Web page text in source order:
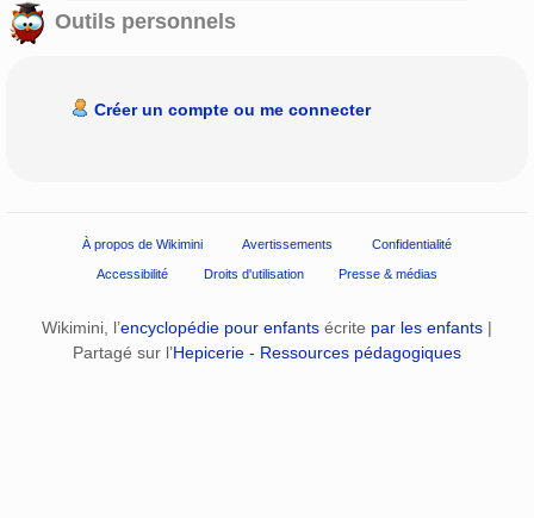
Outils personnels
Créer un compte ou me connecter
À propos de Wikimini Avertissements Confidentialité
Accessibilité Droits d'utilisation Presse & médias
Wikimini, l’encyclopédie pour enfants écrite par les enfants |
Partagé sur l’Hepicerie - Ressources pédagogiques